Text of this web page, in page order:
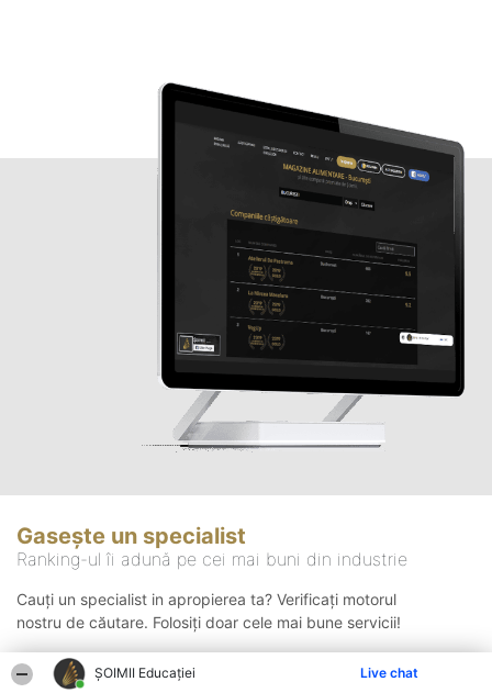
ȘOIMII Educației Live chat
Gasește un specialist
Ranking-ul îi adună pe cei mai buni din industrie
Cauți un specialist in apropierea ta? Verificați motorul
nostru de căutare. Folosiți doar cele mai bune servicii!